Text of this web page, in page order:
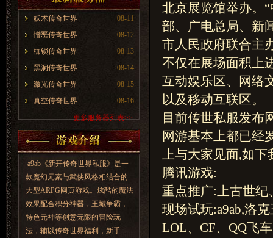
08-11
妖术传奇世界
08-12
憎恶传奇世界
08-13
枷锁传奇世界
08-14
黑洞传奇世界
08-15
激光传奇世界
08-16
真空传奇世界
更多服务器列表>>
a9ab《新开传奇世界私服》是一
款魔幻元素与武侠风格相结合的
大型ARPG网页游戏。炫酷的魔法
效果配合积分神器，王城争霸，
特色元神等创意无限的冒险玩
法，辅以传奇世界福利，新手
北京展览馆举办。
部、广电总局、新
市人民政府联合主
不仅在展场面积上
互动娱乐区、网络
以及移动互联区。
目前传世私服发布
网游基本上都已经
上与大家见面,如
腾讯游戏:
重点推广:上古世纪
现场试玩:a9ab,洛
LOL、CF、QQ飞